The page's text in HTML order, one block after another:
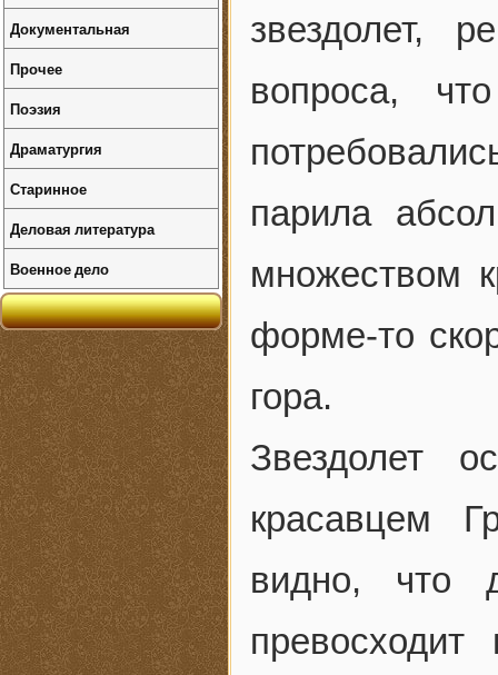
звездолет,
вопроса,
парила
множеством
форме-то
гора.
Звездолет
красавцем
видно, что
Документальная
Прочее
Поэзия
Драматургия
Старинное
Деловая литература
Военное дело